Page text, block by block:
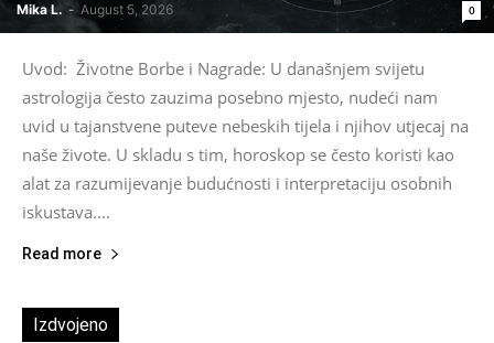
Mika L. - August 5, 2026 0
Uvod: Životne Borbe i Nagrade: U današnjem svijetu
astrologija često zauzima posebno mjesto, nudeći nam
uvid u tajanstvene puteve nebeskih tijela i njihov utjecaj na
naše živote. U skladu s tim, horoskop se često koristi kao
alat za razumijevanje budućnosti i interpretaciju osobnih
iskustava....
Read more
Izdvojeno